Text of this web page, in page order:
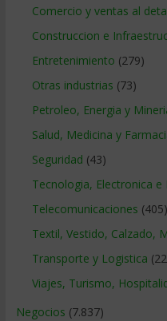
Comercio y ventas al
Construccion e
Entretenimiento (279)
Otras industrias (73)
Petroleo, Energia y
Salud, Medicina y
Seguridad (43)
Tecnologia, Electronica
Telecomunicaciones (405)
Textil, Vestido, Calzado,
Transporte y Logistica
Viajes, Turismo,
Negocios (7.837)